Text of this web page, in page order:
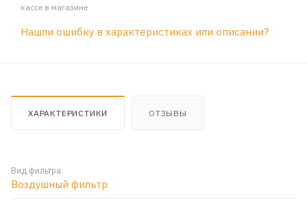
кассе в магазине
Нашли ошибку в характеристиках или описании?
ХАРАКТЕРИСТИКИ ОТЗЫВЫ
Вид фильтра
Воздушный фильтр